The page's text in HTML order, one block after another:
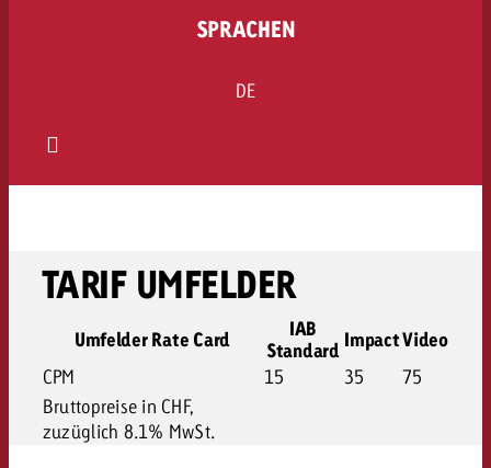
SPRACHEN
DE
TARIF UMFELDER
Umfelder Rate Card
IAB
Standard ImpactVideo
CPM 15 35
75
Bruttopreise in CHF,
zuzüglich 8.1% MwSt.